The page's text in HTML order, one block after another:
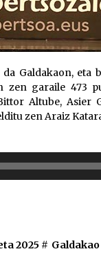
Galdakaon, eta
garaile 473
Altube, Asier
zen Araiz
2025 # Galdakao